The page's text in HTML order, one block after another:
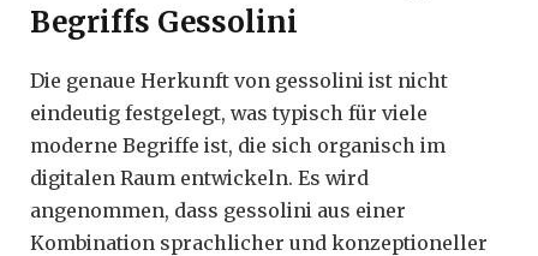
Begriffs Gessolini
Die genaue Herkunft von gessolini ist nicht
eindeutig festgelegt, was typisch für viele
moderne Begriffe ist, die sich organisch im
digitalen Raum entwickeln. Es wird
angenommen, dass gessolini aus einer
Kombination sprachlicher und konzeptioneller